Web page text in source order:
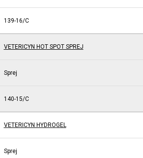
139-16/C
VETERICYN HOT SPOT SPREJ
Sprej
140-15/C
VETERICYN HYDROGEL
Sprej